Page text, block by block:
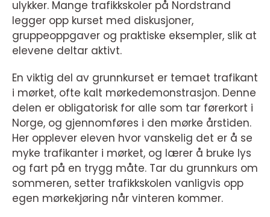
ulykker. Mange trafikkskoler på Nordstrand
legger opp kurset med diskusjoner,
gruppeoppgaver og praktiske eksempler, slik at
elevene deltar aktivt.
En viktig del av grunnkurset er temaet trafikant
i mørket, ofte kalt mørkedemonstrasjon. Denne
delen er obligatorisk for alle som tar førerkort i
Norge, og gjennomføres i den mørke årstiden.
Her opplever eleven hvor vanskelig det er å se
myke trafikanter i mørket, og lærer å bruke lys
og fart på en trygg måte. Tar du grunnkurs om
sommeren, setter trafikkskolen vanligvis opp
egen mørkekjøring når vinteren kommer.